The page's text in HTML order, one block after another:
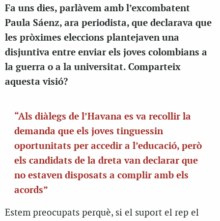
Fa uns dies, parlàvem amb l’excombatent
Paula Sáenz, ara periodista, que declarava que
les pròximes eleccions plantejaven una
disjuntiva entre enviar els joves colombians a
la guerra o a la universitat. Comparteix
aquesta visió?
“Als diàlegs de l’Havana es va recollir la
demanda que els joves tinguessin
oportunitats per accedir a l’educació, però
els candidats de la dreta van declarar que
no estaven disposats a complir amb els
acords”
Estem preocupats perquè, si el suport el rep el